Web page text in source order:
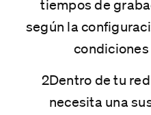
tiempos de
según la
2Dentro de tu
necesita una